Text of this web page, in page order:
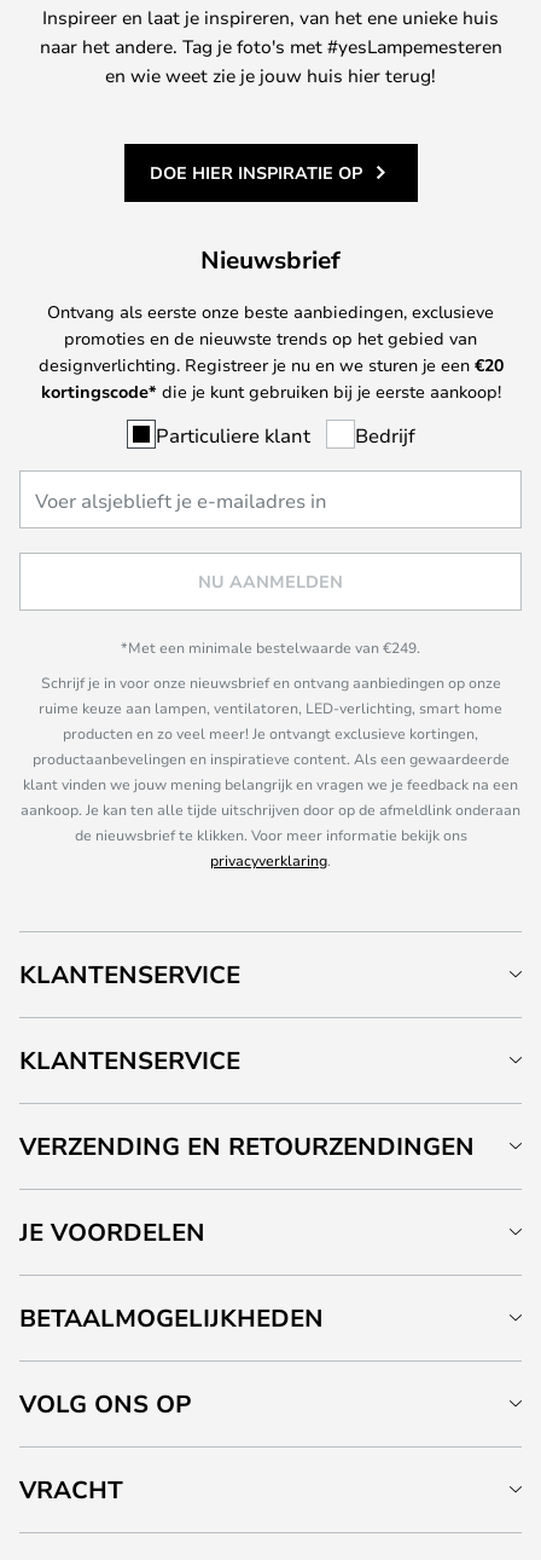
Inspireer en laat je inspireren, van het ene unieke huis
naar het andere. Tag je foto's met #yesLampemesteren
en wie weet zie je jouw huis hier terug!
DOE HIER INSPIRATIE OP
Nieuwsbrief
Ontvang als eerste onze beste aanbiedingen, exclusieve
promoties en de nieuwste trends op het gebied van
designverlichting. Registreer je nu en we sturen je een €20
kortingscode* die je kunt gebruiken bij je eerste aankoop!
Particuliere klant Bedrijf
NU AANMELDEN
*Met een minimale bestelwaarde van €249.
Schrijf je in voor onze nieuwsbrief en ontvang aanbiedingen op onze
ruime keuze aan lampen, ventilatoren, LED-verlichting, smart home
producten en zo veel meer! Je ontvangt exclusieve kortingen,
productaanbevelingen en inspiratieve content. Als een gewaardeerde
klant vinden we jouw mening belangrijk en vragen we je feedback na een
aankoop. Je kan ten alle tijde uitschrijven door op de afmeldlink onderaan
de nieuwsbrief te klikken. Voor meer informatie bekijk ons
privacyverklaring.
KLANTENSERVICE
KLANTENSERVICE
VERZENDING EN RETOURZENDINGEN
JE VOORDELEN
BETAALMOGELIJKHEDEN
VOLG ONS OP
VRACHT